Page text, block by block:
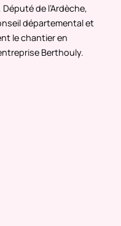
de l’Ardèche,
départemental et
le chantier en
Berthouly.